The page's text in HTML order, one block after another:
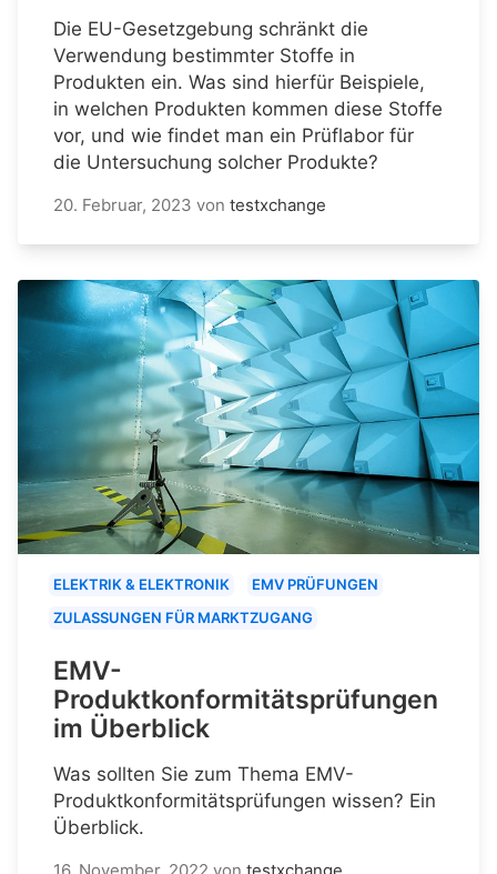
Die EU-Gesetzgebung schränkt die
Verwendung bestimmter Stoffe in
Produkten ein. Was sind hierfür Beispiele,
in welchen Produkten kommen diese Stoffe
vor, und wie findet man ein Prüflabor für
die Untersuchung solcher Produkte?
20. Februar, 2023 von testxchange
ELEKTRIK & ELEKTRONIK
EMV PRÜFUNGEN
ZULASSUNGEN FÜR MARKTZUGANG
EMV-
Produktkonformitätsprüfungen
im Überblick
Was sollten Sie zum Thema EMV-
Produktkonformitätsprüfungen wissen? Ein
Überblick.
16. November, 2022 von testxchange